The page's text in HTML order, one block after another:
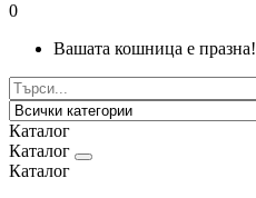
0
Вашата кошница е празна!
Каталог
Каталог
Каталог